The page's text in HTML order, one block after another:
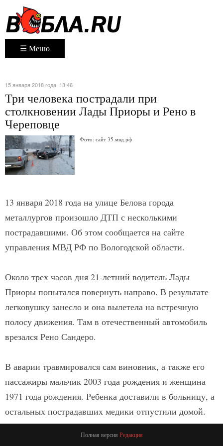
☰ Меню
15 января 2018 года. 13:46
Три человека пострадали при
столкновении Лады Приоры и Рено в
Череповце
Фото: сайт 35.мвд.рф
13 января 2018 года на улице Белова города
металлургов произошло ДТП с несколькими
пострадавшими. Об этом сообщается на сайте
управления МВД РФ по Вологодской области.
Около трех часов дня 21-летний водитель Лады
Приоры попытался повернуть направо. В результате
легковушку занесло и она вылетела на встречную
полосу движения. Там в отечественный автомобиль
врезался Рено Сандеро.
В аварии травмировался сам виновник, а также его
пассажиры мальчик 2003 года рождения и женщина
1971 года рождения. Ребенка доставили в больницу, а
остальных пострадавших медики отпустили домой.
Полная версия Редакция